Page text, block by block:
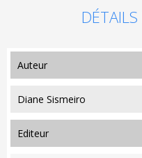
DÉTAILS
auteur
Diane Sismeiro
editeur